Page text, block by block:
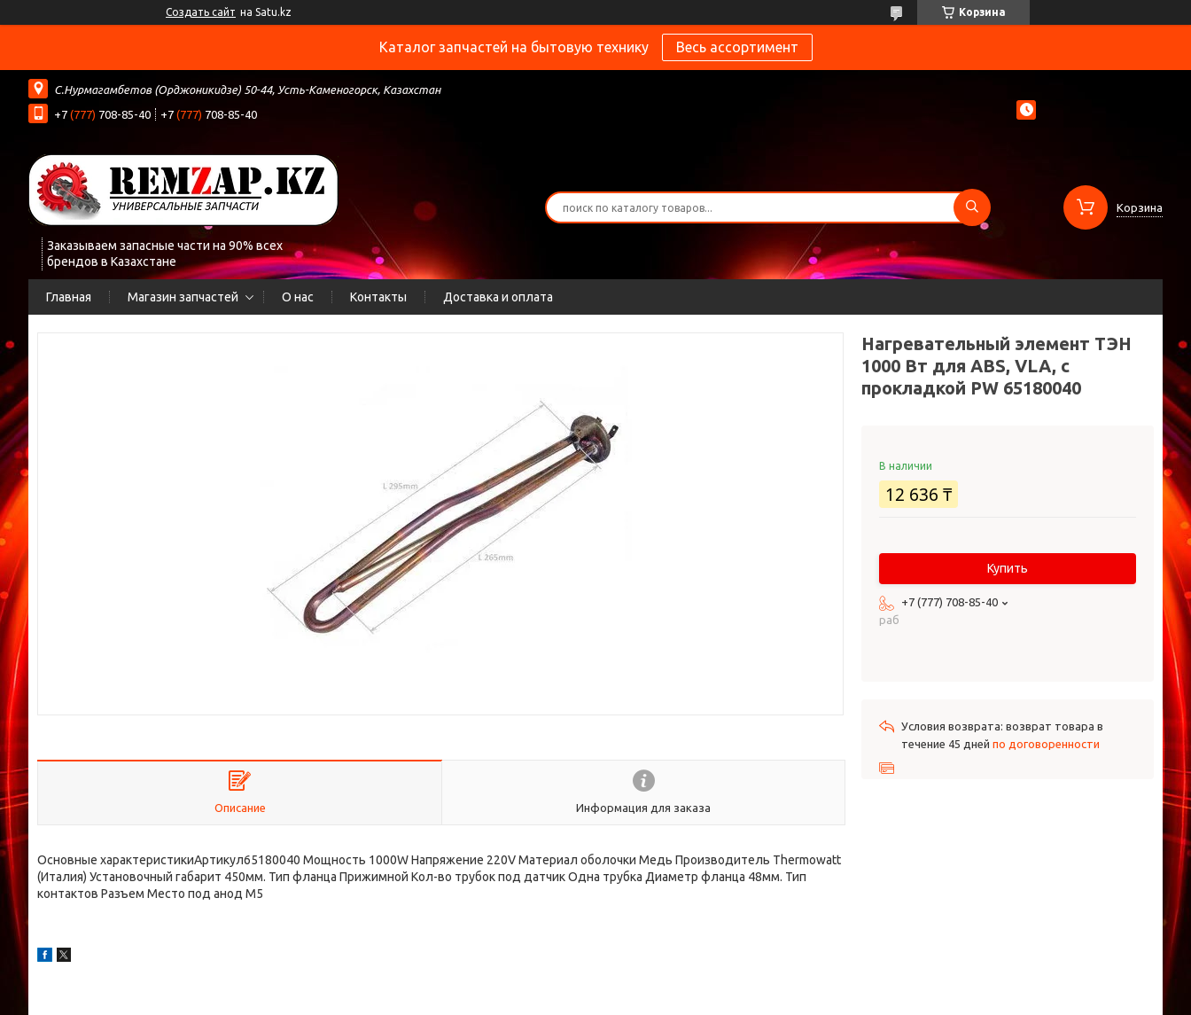
Создать сайт на Satu.kz Корзина
Каталог запчастей на бытовую технику Весь ассортимент
С.Нурмагамбетов (Орджоникидзе) 50-44, Усть-Каменогорск, Казахстан
+7 (777) 708-85-40 +7 (777) 708-85-40
Заказываем запасные части на 90% всех
брендов в Казахстане
Корзина
Главная Магазин запчастей О нас Контакты Доставка и оплата
Описание Информация для заказа
Основные характеристикиАртикул65180040 Мощность 1000W Напряжение 220V Материал оболочки Медь Производитель Thermowatt
(Италия) Установочный габарит 450мм. Тип фланца Прижимной Кол-во трубок под датчик Одна трубка Диаметр фланца 48мм. Тип
контактов Разъем Место под анод М5
Нагревательный элемент ТЭН
1000 Вт для ABS, VLA, с
прокладкой PW 65180040
В наличии
12 636 ₸
Купить
+7 (777) 708-85-40
раб
возврат товара в
течение 45 дней по договоренности